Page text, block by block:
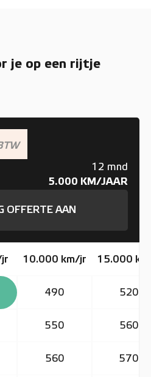
je op een rijtje
12 mnd
5.000 KM/JAAR
OFFERTE AAN
10.000 km/jr 15.000
490 520
550 560
560 570